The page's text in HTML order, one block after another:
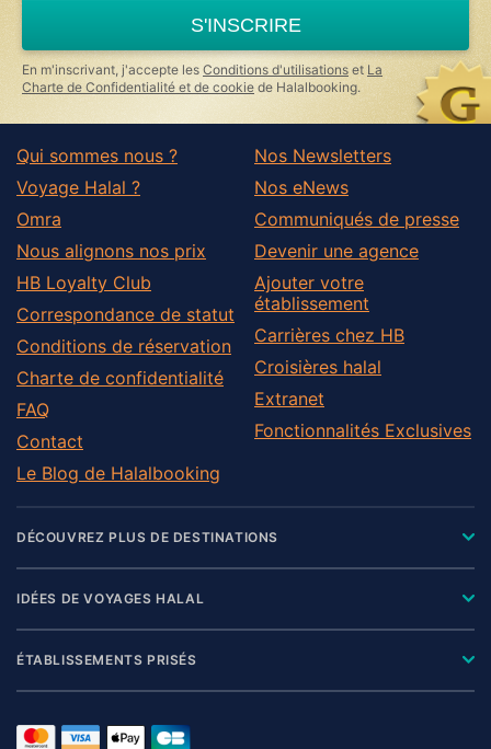
S'INSCRIRE
En m'inscrivant, j'accepte les Conditions d'utilisations et La
Charte de Confidentialité et de cookie de Halalbooking.
Qui sommes nous ?
Voyage Halal ?
Omra
Nous alignons nos prix
HB Loyalty Club
Correspondance de statut
Conditions de réservation
Charte de confidentialité
FAQ
Contact
Le Blog de Halalbooking
Nos Newsletters
Nos eNews
Communiqués de presse
Devenir une agence
Ajouter votre
établissement
Carrières chez HB
Croisières halal
Extranet
Fonctionnalités Exclusives
DÉCOUVREZ PLUS DE DESTINATIONS
IDÉES DE VOYAGES HALAL
ÉTABLISSEMENTS PRISÉS